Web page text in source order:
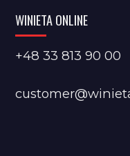
WINIETA ONLINE
+48 33 813 90 00